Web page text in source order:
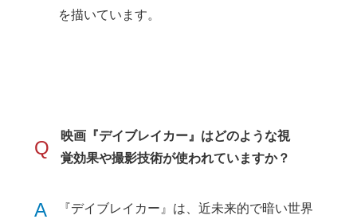
を描いています。
Q
映画『デイブレイカー』はどのような視
覚効果や撮影技術が使われていますか？
A 『デイブレイカー』は、近未来的で暗い世界